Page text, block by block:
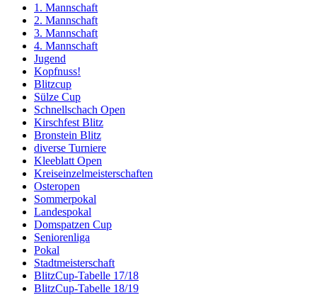
1. Mannschaft
2. Mannschaft
3. Mannschaft
4. Mannschaft
Jugend
Kopfnuss!
Blitzcup
Sülze Cup
Schnellschach Open
Kirschfest Blitz
Bronstein Blitz
diverse Turniere
Kleeblatt Open
Kreiseinzelmeisterschaften
Osteropen
Sommerpokal
Landespokal
Domspatzen Cup
Seniorenliga
Pokal
Stadtmeisterschaft
BlitzCup-Tabelle 17/18
BlitzCup-Tabelle 18/19